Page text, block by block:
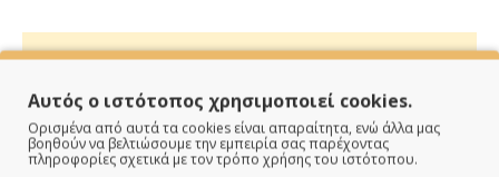
ΠΑΡΑΔΙΔΟΥΜΕ ΓΡΗΓΟΡΑ
Άμεση αποστολή της παραγγελίας σου σε 1 - 2 εργάσιμες
Αυτός ο ιστότοπος χρησιμοποιεί cookies.
Ορισμένα από αυτά τα cookies είναι απαραίτητα, ενώ άλλα μας
βοηθούν να βελτιώσουμε την εμπειρία σας παρέχοντας
πληροφορίες σχετικά με τον τρόπο χρήσης του ιστότοπου.